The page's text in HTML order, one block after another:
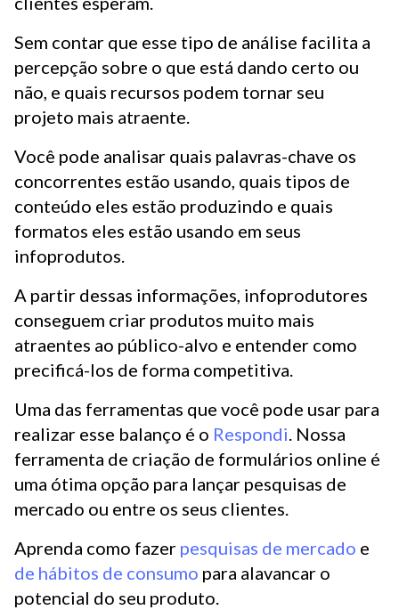
Sem contar que esse tipo de análise facilita a
percepção sobre o que está dando certo ou
não, e quais recursos podem tornar seu
projeto mais atraente.
Você pode analisar quais palavras-chave os
concorrentes estão usando, quais tipos de
conteúdo eles estão produzindo e quais
formatos eles estão usando em seus
infoprodutos.
A partir dessas informações, infoprodutores
conseguem criar produtos muito mais
atraentes ao público-alvo e entender como
precificá-los de forma competitiva.
Uma das ferramentas que você pode usar para
realizar esse balanço é o Respondi. Nossa
ferramenta de criação de formulários online é
uma ótima opção para lançar pesquisas de
mercado ou entre os seus clientes.
Aprenda como fazer pesquisas de mercado e
de hábitos de consumo para alavancar o
potencial do seu produto.